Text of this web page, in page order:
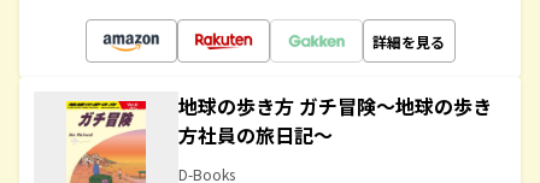
詳細を見る
地球の歩き方 ガチ冒険～地球の歩き
方社員の旅日記～
D-Books